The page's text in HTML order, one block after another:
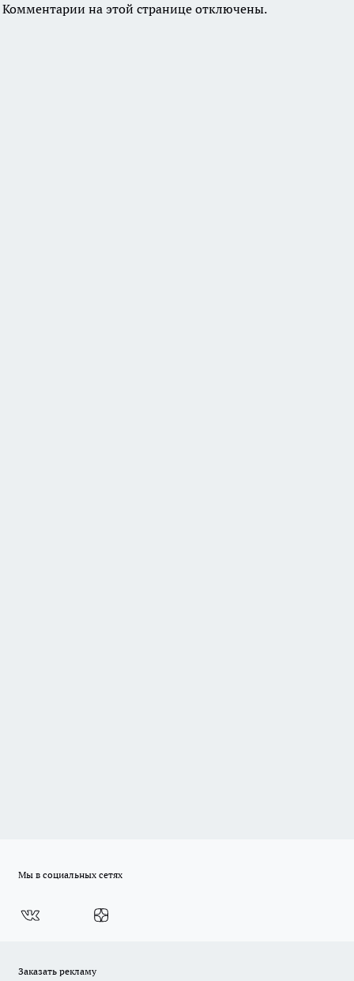
Комментарии на этой странице отключены.
Мы в социальных сетях
Заказать рекламу